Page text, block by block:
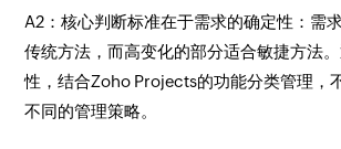
A2：核心判断标准在于需求的确定性：需
传统方法，而高变化的部分适合敏捷方法
性，结合Zoho Projects的功能分类管理，
不同的管理策略。